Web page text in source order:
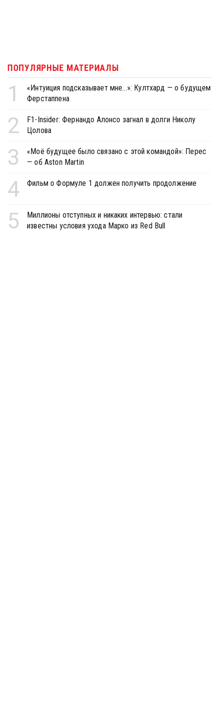
ПОПУЛЯРНЫЕ МАТЕРИАЛЫ
1
«Интуиция подсказывает мне...»: Култхард — о будущем
Ферстаппена
2
F1-Insider: Фернандо Алонсо загнал в долги Николу
Цолова
3
«Моё будущее было связано с этой командой»: Перес
— об Aston Martin
4 Фильм о Формуле 1 должен получить продолжение
5
Миллионы отступных и никаких интервью: стали
известны условия ухода Марко из Red Bull